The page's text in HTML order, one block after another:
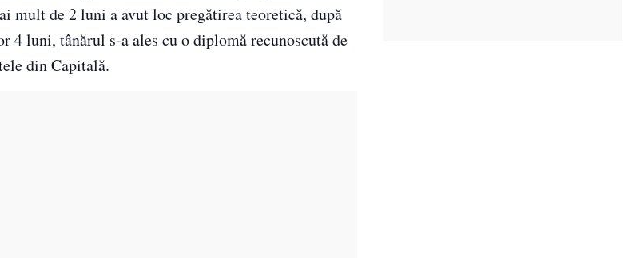
mult de 2 luni a avut loc pregătirea teoretică, după
4 luni, tânărul s-a ales cu o diplomă recunoscută de
din Capitală.